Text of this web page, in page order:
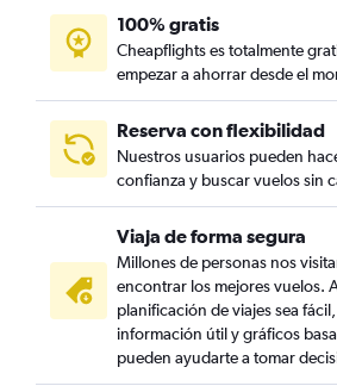
100% gratis
Cheapflights es totalmente
empezar a ahorrar desde el
Reserva con flexibilidad
Nuestros usuarios pueden
confianza y buscar vuelos sin
Viaja de forma segura
Millones de personas nos
encontrar los mejores vuelos.
planificación de viajes sea
información útil y gráficos
pueden ayudarte a tomar